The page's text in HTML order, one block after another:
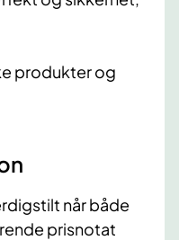
produkter og
når både
prisnotat